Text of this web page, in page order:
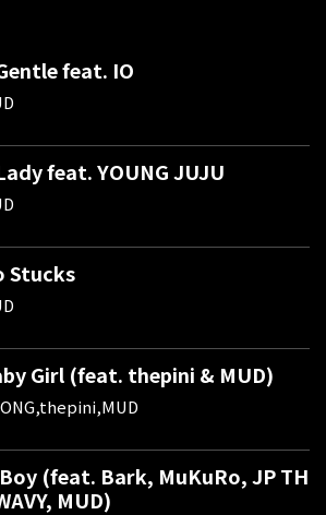
feat. IO
feat. YOUNG JUJU
Stucks
Girl (feat. thepini & MUD)
(feat. Bark, MuKuRo, JP TH
MUD)